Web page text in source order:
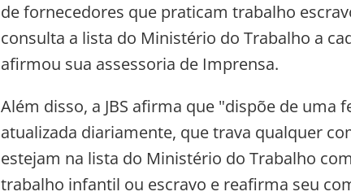
de fornecedores que praticam trabalho
consulta a lista do Ministério do Trabalho a
afirmou sua assessoria de Imprensa.
Além disso, a JBS afirma que "dispõe de uma
atualizada diariamente, que trava qualquer
estejam na lista do Ministério do Trabalho
trabalho infantil ou escravo e reafirma seu